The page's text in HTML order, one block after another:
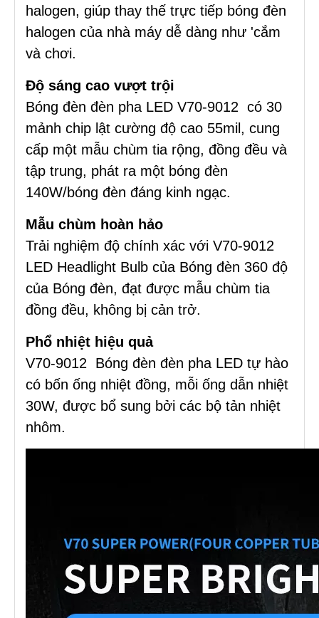
halogen, giúp thay thế trực tiếp bóng đèn
halogen của nhà máy dễ dàng như 'cắm
và chơi.
Độ sáng cao vượt trội
Bóng đèn đèn pha LED V70-9012 có 30
mảnh chip lật cường độ cao 55mil, cung
cấp một mẫu chùm tia rộng, đồng đều và
tập trung, phát ra một bóng đèn
140W/bóng đèn đáng kinh ngạc.
Mẫu chùm hoàn hảo
Trải nghiệm độ chính xác với V70-9012
LED Headlight Bulb của Bóng đèn 360 độ
của Bóng đèn, đạt được mẫu chùm tia
đồng đều, không bị cản trở.
Phổ nhiệt hiệu quả
V70-9012 Bóng đèn đèn pha LED tự hào
có bốn ống nhiệt đồng, mỗi ống dẫn nhiệt
30W, được bổ sung bởi các bộ tản nhiệt
nhôm.